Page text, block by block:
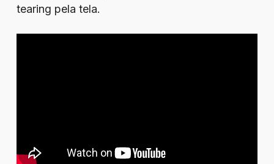
tearing pela tela.